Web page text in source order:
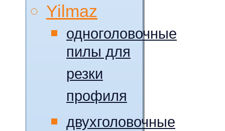
Yilmaz
одноголовочные
пилы для
резки
профиля
двухголовочные